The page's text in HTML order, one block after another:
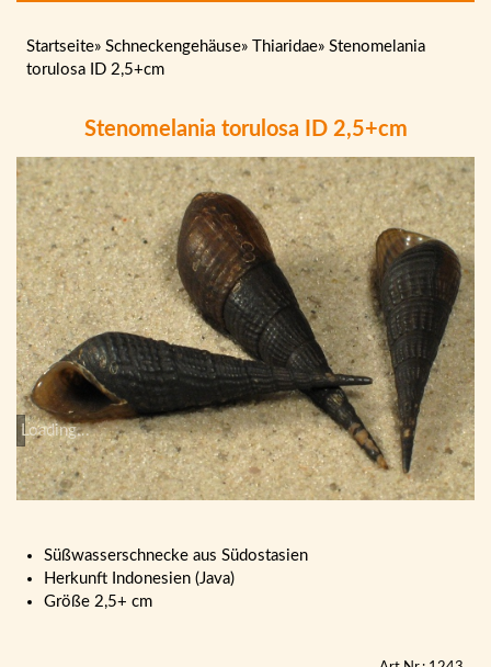
Startseite» Schneckengehäuse» Thiaridae» Stenomelania
torulosa ID 2,5+cm
Stenomelania torulosa ID 2,5+cm
Loading...
Süßwasserschnecke aus Südostasien
Herkunft Indonesien (Java)
Größe 2,5+ cm